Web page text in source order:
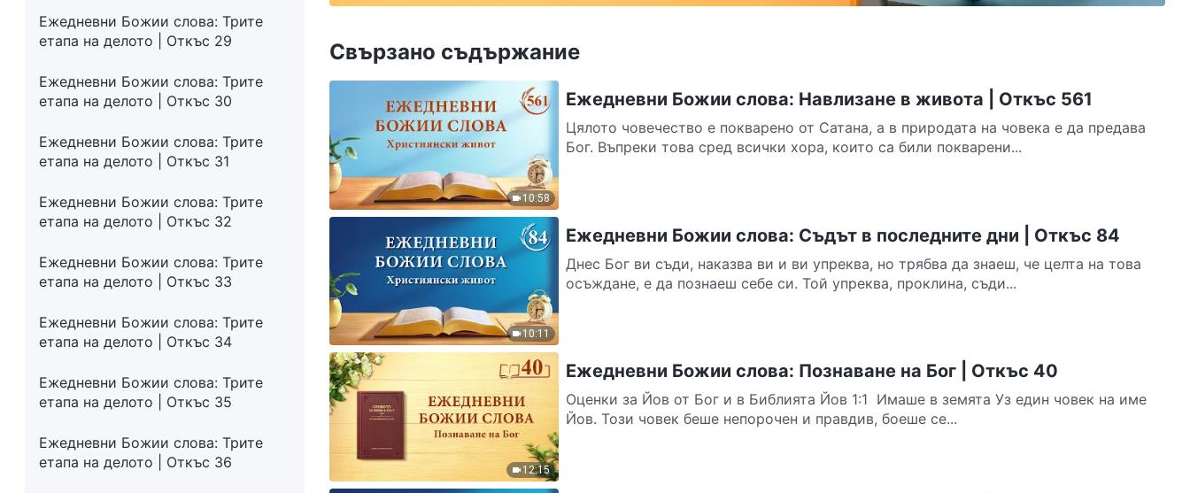
Ежедневни Божии слова: Трите
етапа на делото | Откъс 29
Ежедневни Божии слова: Трите
етапа на делото | Откъс 30
Ежедневни Божии слова: Трите
етапа на делото | Откъс 31
Ежедневни Божии слова: Трите
етапа на делото | Откъс 32
Ежедневни Божии слова: Трите
етапа на делото | Откъс 33
Ежедневни Божии слова: Трите
етапа на делото | Откъс 34
Ежедневни Божии слова: Трите
етапа на делото | Откъс 35
Ежедневни Божии слова: Трите
етапа на делото | Откъс 36
Свързано съдържание
10:58
Ежедневни Божии слова: Навлизане в живота | Откъс 561
Цялото човечество е покварено от Сатана, а в природата на човека е да предава
Бог. Въпреки това сред всички хора, които са били покварени...
10:11
Ежедневни Божии слова: Съдът в последните дни | Откъс 84
Днес Бог ви съди, наказва ви и ви упреква, но трябва да знаеш, че целта на това
осъждане, е да познаеш себе си. Той упреква, проклина, съди...
12:15
Ежедневни Божии слова: Познаване на Бог | Откъс 40
Оценки за Йов от Бог и в Библията Йов 1:1 Имаше в земята Уз един човек на име
Йов. Този човек беше непорочен и правдив, боеше се...